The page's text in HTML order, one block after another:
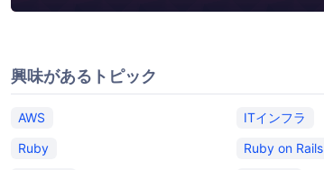
興味があるトピック
AWS ITインフラ
Ruby
Ruby on Rails